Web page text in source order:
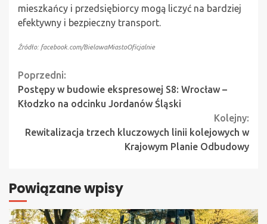
mieszkańcy i przedsiębiorcy mogą liczyć na bardziej
efektywny i bezpieczny transport.
Źródło: facebook.com/BielawaMiastoOficjalnie
Continue
Reading
Poprzedni:
Postępy w budowie ekspresowej S8: Wrocław –
Kłodzko na odcinku Jordanów Śląski
Kolejny:
Rewitalizacja trzech kluczowych linii kolejowych w
Krajowym Planie Odbudowy
Powiązane wpisy